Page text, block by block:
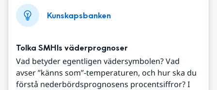
Kunskapsbanken
Tolka SMHIs väderprognoser
Vad betyder egentligen vädersymbolen? Vad
avser ”känns som”-temperaturen, och hur ska du
förstå nederbördsprognosens procentsiffror? I